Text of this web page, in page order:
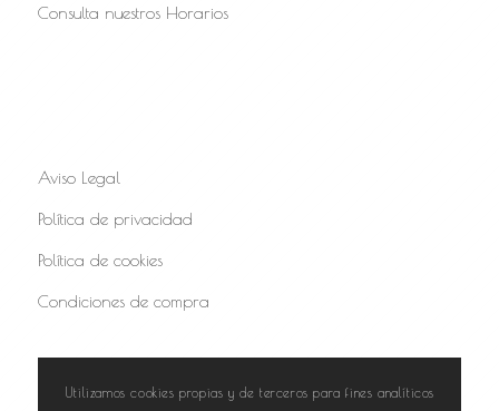
Consulta nuestros Horarios
Aviso Legal
Política de privacidad
Política de cookies
Condiciones de compra
Utilizamos cookies propias y de terceros para fines analíticos